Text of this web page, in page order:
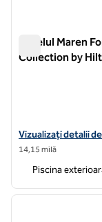
Hotelul Maren
Collection by
Vizualizați detaliile
Vizualizați detalii
14,15 milă
Piscina
1 din 12